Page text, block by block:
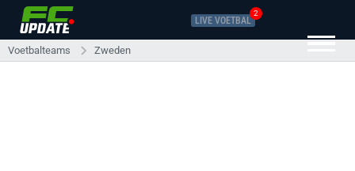
LIVE VOETBAL
2
Voetbalteams Zweden